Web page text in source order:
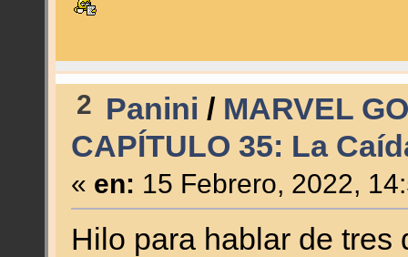
2 Panini / MARVEL
CAPÍTULO 35: La
« en: 15 Febrero, 2022,
Hilo para hablar de